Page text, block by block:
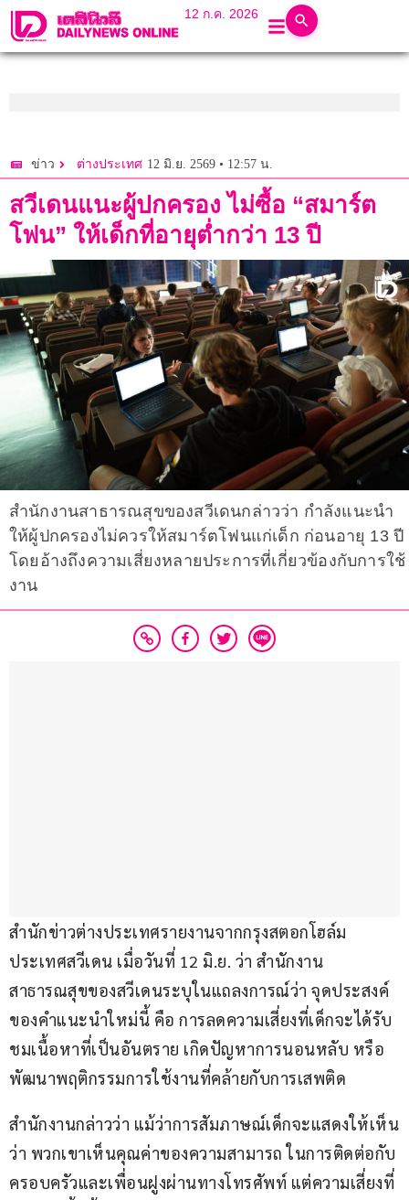
12 ก.ค. 2026
ข่าว ต่างประเทศ 12 มิ.ย. 2569 • 12:57 น.
สวีเดนแนะผู้ปกครอง ไม่ซื้อ “สมาร์ต
โฟน” ให้เด็กที่อายุต่ำกว่า 13 ปี
สำนักงานสาธารณสุขของสวีเดนกล่าวว่า กำลังแนะนำ
ให้ผู้ปกครองไม่ควรให้สมาร์ตโฟนแก่เด็ก ก่อนอายุ 13 ปี
โดยอ้างถึงความเสี่ยงหลายประการที่เกี่ยวข้องกับการใช้
งาน
สำนักข่าวต่างประเทศรายงานจากกรุงสตอกโฮล์ม
ประเทศสวีเดน เมื่อวันที่ 12 มิ.ย. ว่า สำนักงาน
สาธารณสุขของสวีเดนระบุในแถลงการณ์ว่า จุดประสงค์
ของคำแนะนำใหม่นี้ คือ การลดความเสี่ยงที่เด็กจะได้รับ
ชมเนื้อหาที่เป็นอันตราย เกิดปัญหาการนอนหลับ หรือ
พัฒนาพฤติกรรมการใช้งานที่คล้ายกับการเสพติด
สำนักงานกล่าวว่า แม้ว่าการสัมภาษณ์เด็กจะแสดงให้เห็น
ว่า พวกเขาเห็นคุณค่าของความสามารถ ในการติดต่อกับ
ครอบครัวและเพื่อนฝูงผ่านทางโทรศัพท์ แต่ความเสี่ยงที่